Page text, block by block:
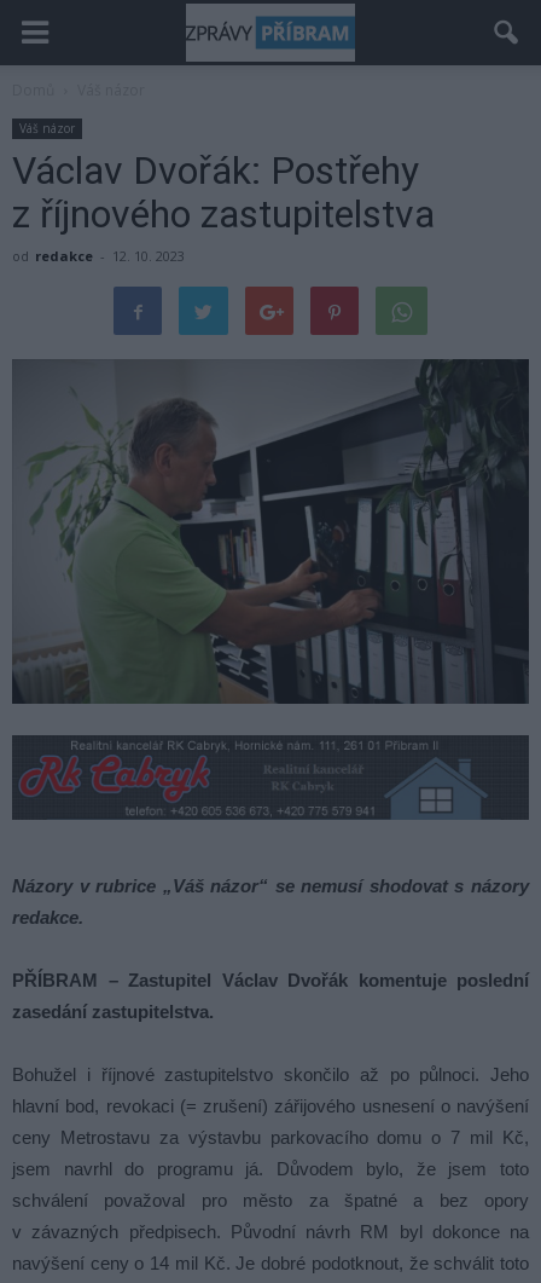
Váš názor
Václav Dvořák: Postřehy
z říjnového zastupitelstva
od redakce - 12. 10. 2023
Názory v rubrice „Váš názor“ se nemusí shodovat s názory
redakce.
PŘÍBRAM – Zastupitel Václav Dvořák komentuje poslední
zasedání zastupitelstva.
Bohužel i říjnové zastupitelstvo skončilo až po půlnoci. Jeho
hlavní bod, revokaci (= zrušení) zářijového usnesení o navýšení
ceny Metrostavu za výstavbu parkovacího domu o 7 mil Kč,
jsem navrhl do programu já. Důvodem bylo, že jsem toto
schválení považoval pro město za špatné a bez opory
v závazných předpisech. Původní návrh RM byl dokonce na
navýšení ceny o 14 mil Kč. Je dobré podotknout, že schválit toto